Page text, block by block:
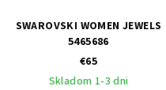
SWAROVSKI WOMEN JEWELS
5465686
€65
Skladom 1-3 dni